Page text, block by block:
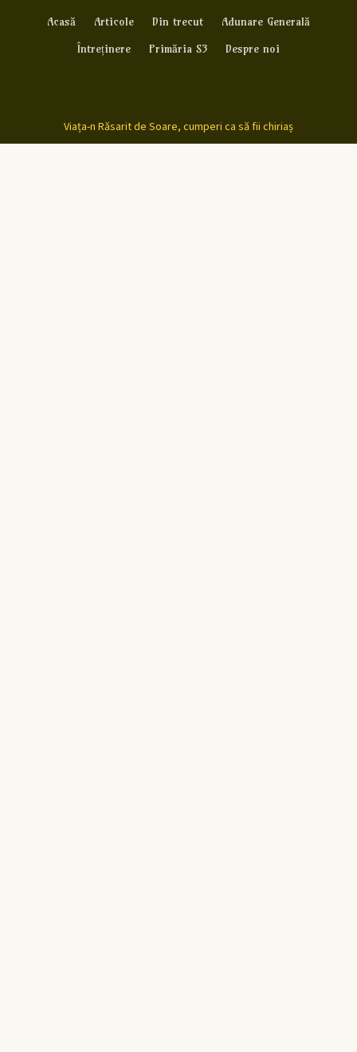
Acasă Articole Din trecut
Adunare Generală
Întreținere
Primăria S3 Despre noi
Viața-n Răsarit de Soare, cumperi ca să fii chiriaș